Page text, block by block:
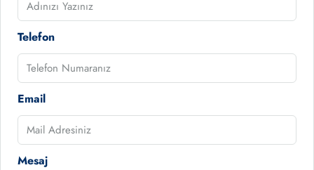
Telefon
Email
Mesaj